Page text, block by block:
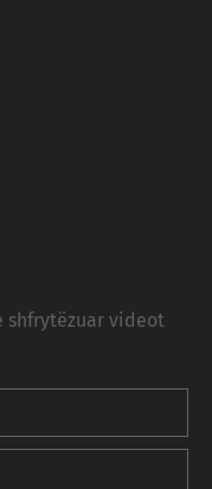
shfrytëzuar videot